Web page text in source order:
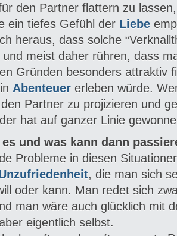
den Partner flattern zu
ein tiefes Gefühl der Liebe
heraus, dass solche
und meist daher rühren, dass
Gründen besonders attraktiv
Abenteuer erleben würde.
Partner zu projizieren und
hat auf ganzer Linie
und was kann dann
Probleme in diesen
, die man sich
oder kann. Man redet sich
man wäre auch glücklich mit
eigentlich selbst.